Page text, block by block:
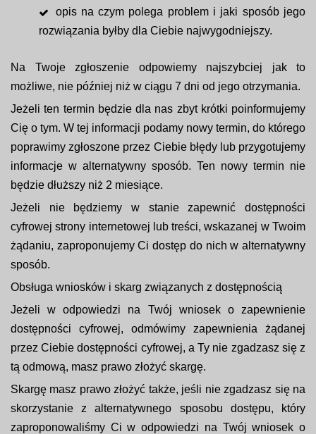
opis na czym polega problem i jaki sposób jego
rozwiązania byłby dla Ciebie najwygodniejszy.
Na Twoje zgłoszenie odpowiemy najszybciej jak to
możliwe, nie później niż w ciągu 7 dni od jego otrzymania.
Jeżeli ten termin będzie dla nas zbyt krótki poinformujemy
Cię o tym. W tej informacji podamy nowy termin, do którego
poprawimy zgłoszone przez Ciebie błędy lub przygotujemy
informacje w alternatywny sposób. Ten nowy termin nie
będzie dłuższy niż 2 miesiące.
Jeżeli nie będziemy w stanie zapewnić dostępności
cyfrowej strony internetowej lub treści, wskazanej w Twoim
żądaniu, zaproponujemy Ci dostęp do nich w alternatywny
sposób.
Obsługa wniosków i skarg związanych z dostępnością
Jeżeli w odpowiedzi na Twój wniosek o zapewnienie
dostępności cyfrowej, odmówimy zapewnienia żądanej
przez Ciebie dostępności cyfrowej, a Ty nie zgadzasz się z
tą odmową, masz prawo złożyć skargę.
Skargę masz prawo złożyć także, jeśli nie zgadzasz się na
skorzystanie z alternatywnego sposobu dostępu, który
zaproponowaliśmy Ci w odpowiedzi na Twój wniosek o